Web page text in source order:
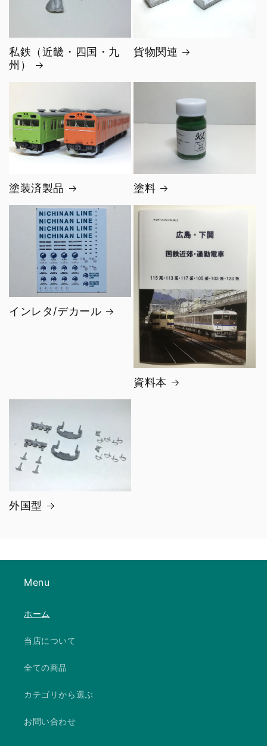
私鉄（近畿・四国・九
州）
貨物関連
塗装済製品 塗料
インレタ/デカール
資料本
外国型
Menu
ホーム
当店について
全ての商品
カテゴリから選ぶ
お問い合わせ